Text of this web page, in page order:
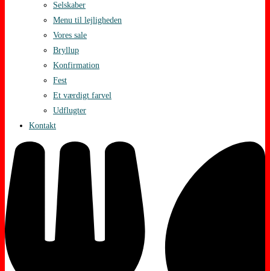
Selskaber
Menu til lejligheden
Vores sale
Bryllup
Konfirmation
Fest
Et værdigt farvel
Udflugter
Kontakt